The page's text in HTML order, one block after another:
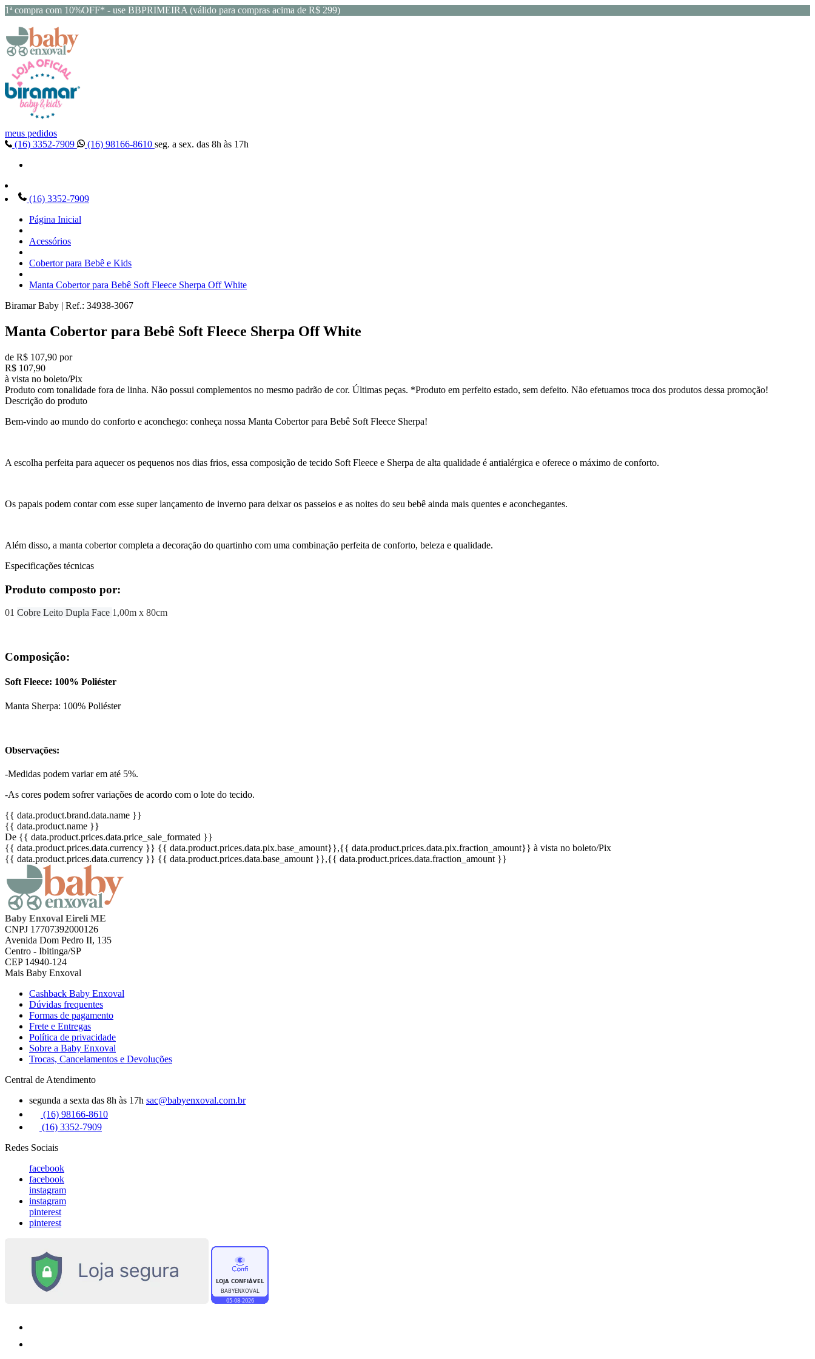
1ª compra com 10%OFF* - use BBPRIMEIRA (válido para compras acima de R$ 299)
meus pedidos
(16) 3352-7909
(16) 98166-8610 seg. a sex. das 8h às 17h
(16) 3352-7909
Página Inicial
Acessórios
Cobertor para Bebê e Kids
Manta Cobertor para Bebê Soft Fleece Sherpa Off White
Biramar Baby | Ref.: 34938-3067
Manta Cobertor para Bebê Soft Fleece Sherpa Off White
de R$ 107,90 por
R$ 107,90
à vista no boleto/Pix
Produto com tonalidade fora de linha. Não possui complementos no mesmo padrão de cor. Últimas peças. *Produto em perfeito estado, sem defeito. Não efetuamos troca dos produtos dessa promoção!
Descrição do produto
Bem-vindo ao mundo do conforto e aconchego: conheça nossa Manta Cobertor para Bebê Soft Fleece Sherpa!
A escolha perfeita para aquecer os pequenos nos dias frios, essa composição de tecido Soft Fleece e Sherpa de alta qualidade é antialérgica e oferece o máximo de conforto.
Os papais podem contar com esse super lançamento de inverno para deixar os passeios e as noites do seu bebê ainda mais quentes e aconchegantes.
Além disso, a manta cobertor completa a decoração do quartinho com uma combinação perfeita de conforto, beleza e qualidade.
Especificações técnicas
Produto composto por:
01 Cobre Leito Dupla Face 1,00m x 80cm
Composição:
Soft Fleece: 100% Poliéster
Manta Sherpa: 100% Poliéster
Observações:
-Medidas podem variar em até 5%.
-As cores podem sofrer variações de acordo com o lote do tecido.
{{ data.product.brand.data.name }}
{{ data.product.name }}
De {{ data.product.prices.data.price_sale_formated }}
{{ data.product.prices.data.currency }} {{ data.product.prices.data.pix.base_amount}},{{ data.product.prices.data.pix.fraction_amount}} à vista no boleto/Pix
{{ data.product.prices.data.currency }} {{ data.product.prices.data.base_amount }},{{ data.product.prices.data.fraction_amount }}
Baby Enxoval Eireli ME
CNPJ 17707392000126
Avenida Dom Pedro II, 135
Centro - Ibitinga/SP
CEP 14940-124
Mais Baby Enxoval
Cashback Baby Enxoval
Dúvidas frequentes
Formas de pagamento
Frete e Entregas
Política de privacidade
Sobre a Baby Enxoval
Trocas, Cancelamentos e Devoluções
Central de Atendimento
segunda a sexta das 8h às 17h sac@babyenxoval.com.br
(16) 98166-8610
(16) 3352-7909
Redes Sociais
facebook
facebook
instagram
instagram
pinterest
pinterest